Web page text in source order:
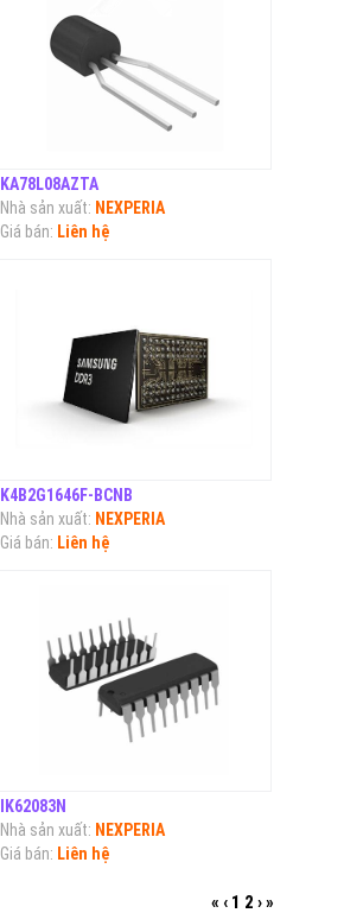
KA78L08AZTA
Nhà sản xuất: NEXPERIA
Giá bán: Liên hệ
K4B2G1646F-BCNB
Nhà sản xuất: NEXPERIA
Giá bán: Liên hệ
IK62083N
Nhà sản xuất: NEXPERIA
Giá bán: Liên hệ
« ‹ 1 2 ›»